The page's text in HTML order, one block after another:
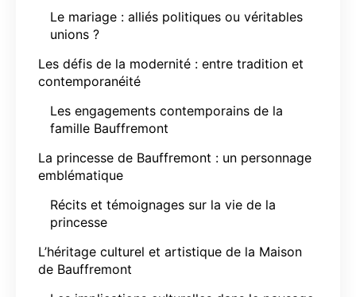
Le mariage : alliés politiques ou véritables
unions ?
Les défis de la modernité : entre tradition et
contemporanéité
Les engagements contemporains de la
famille Bauffremont
La princesse de Bauffremont : un personnage
emblématique
Récits et témoignages sur la vie de la
princesse
L’héritage culturel et artistique de la Maison
de Bauffremont